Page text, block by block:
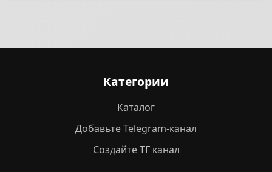
Категории
Каталог
Добавьте Telegram-канал
Создайте ТГ канал